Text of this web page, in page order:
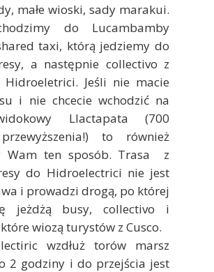
małe wioski, sady marakui.
do Lucambamby
taxi, którą jedziemy do
a następnie collectivo z
Jeśli nie macie
i nie chcecie wchodzić na
Llactapata (700
to również
Wam ten sposób. Trasa z
do Hidroelectrici nie jest
i prowadzi drogą, po której
jeżdżą busy, collectivo i
wiozą turystów z Cusco.
wzdłuż torów marsz
2 godziny i do przejścia jest